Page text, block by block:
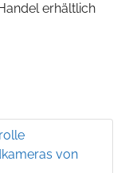
erhältlich
von